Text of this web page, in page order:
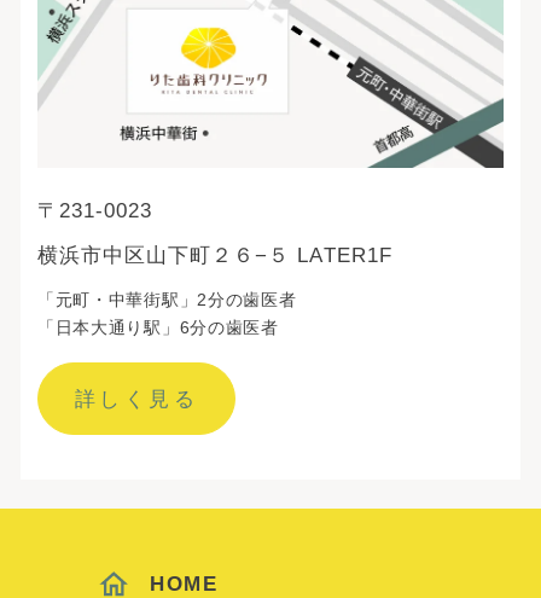
〒231-0023
横浜市中区山下町２６−５ LATER1F
「元町・中華街駅」2分の歯医者
「日本大通り駅」6分の歯医者
詳しく見る
HOME